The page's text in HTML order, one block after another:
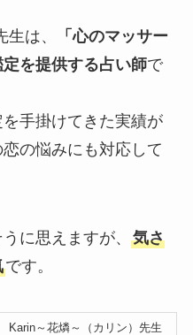
は、
「心のマッサー
を提供する占い師で
手掛けてきた実績が
の悩みにも対応して
に思えますが、 気さ
です。
Karin～花燐～（カリン）先生